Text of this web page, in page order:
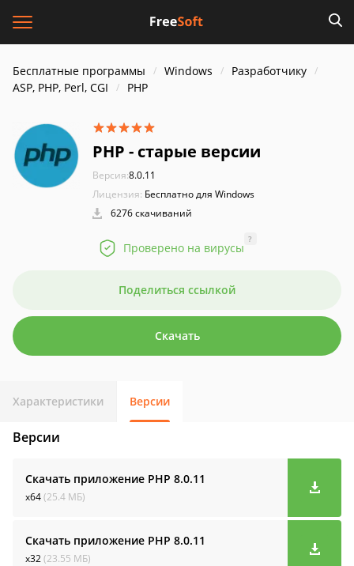
Бесплатные программы Windows
Разработчику
ASP, PHP, Perl, CGI
PHP
PHP - старые версии
Версия:8.0.11
Лицензия: Бесплатно для Windows
6276 скачиваний
Проверено на вирусы
?
Поделиться ссылкой
Скачать
Характеристики Версии
Версии
Скачать приложение PHP 8.0.11
x64(25.4 МБ)
Скачать приложение PHP 8.0.11
x32(23.55 МБ)